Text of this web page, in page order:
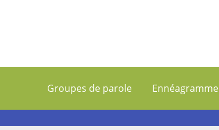
Groupes de parole Ennéagramme